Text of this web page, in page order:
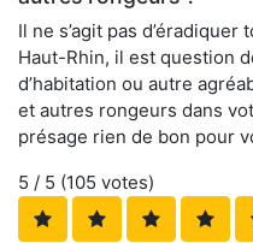
Il ne s’agit pas
Haut-Rhin, il est question
d’habitation ou autre
et autres rongeurs dans
présage rien de bon pour
5 / 5 (105 votes)